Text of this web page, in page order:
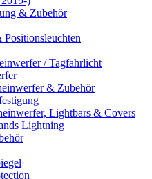
& Zubehör
/ Tagfahrlicht
& Zubehör
Lightbars & Covers
Lightning